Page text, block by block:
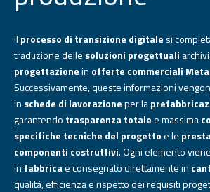
Il processo di transizione digitale si
traduzione delle soluzioni progettuali
progettazionein offerte commerciali
Successivamente, queste informazioni
in schede di lavorazioneper la
garantendo trasparenza totalee massima
specifiche tecniche del progettoe le
componenti costruttivi. Ogni elemento
in fabbricae consegnato direttamente in
qualità, efficienza e rispetto dei requisiti